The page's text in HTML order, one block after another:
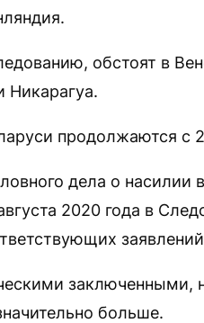
обстоят в
Никарагуа.
продолжаются с
дела о насилии
2020 года в
заключенными,
больше.